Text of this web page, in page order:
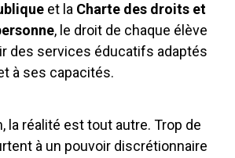
et la Charte des droits et
, le droit de chaque élève
des services éducatifs adaptés
à ses capacités.
la réalité est tout autre. Trop de
à un pouvoir discrétionnaire